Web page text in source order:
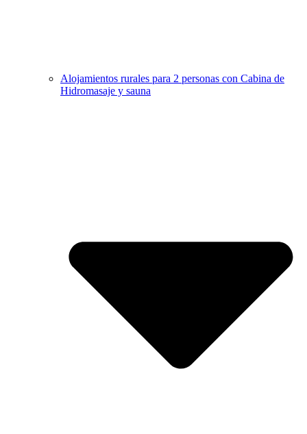
Alojamientos rurales para 2 personas con Cabina de
Hidromasaje y sauna